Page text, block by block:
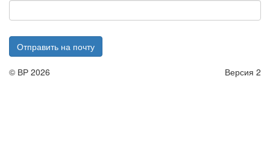
Отправить на почту
© ВР 2026 Версия 2